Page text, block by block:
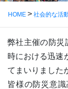
HOME 社会的な活
弊社主催の防災
時における迅速
てまいりました
皆様の防災意